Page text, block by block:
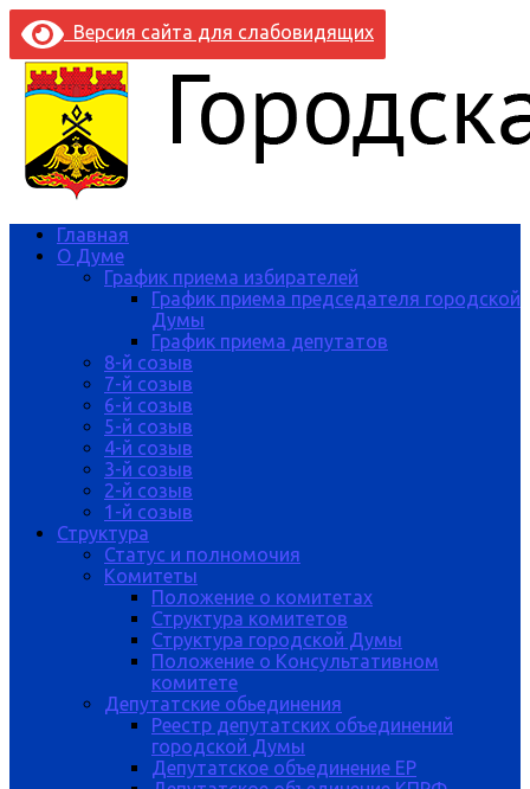
Версия сайта для слабовидящих
Главная
О Думе
График приема избирателей
График приема председателя городской
Думы
График приема депутатов
8-й созыв
7-й созыв
6-й созыв
5-й созыв
4-й созыв
3-й созыв
2-й созыв
1-й созыв
Структура
Статус и полномочия
Комитеты
Положение о комитетах
Структура комитетов
Структура городской Думы
Положение о Консультативном
комитете
Депутатские обьединения
Реестр депутатских объединений
городской Думы
Депутатское объединение ЕР